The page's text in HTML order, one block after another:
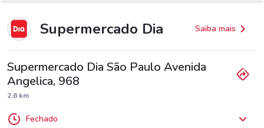
Supermercado Dia Saiba mais
Supermercado Dia São Paulo Avenida
Angelica, 968
2.6 km
Fechado